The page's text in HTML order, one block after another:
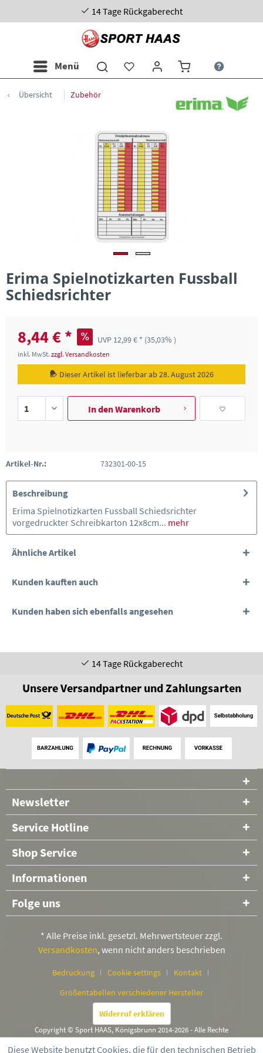
14 Tage Rückgaberecht
Menü
Übersicht Zubehör
Erima Spielnotizkarten Fussball
Schiedsrichter
8,44 € * UVP 12,99 € * (35,03% )
inkl. MwSt. zzgl. Versandkosten
Dieser Artikel ist lieferbar ab 28. August 2026
In denWarenkorb
Artikel-Nr.: 732301-00-15
Beschreibung
Erima Spielnotizkarten Fussball Schiedsrichter
vorgedruckter Schreibkarton 12x8cm... mehr
Ähnliche Artikel
Kunden kauften auch
Kunden haben sich ebenfalls angesehen
14 Tage Rückgaberecht
Unsere Versandpartner und Zahlungsarten
Newsletter
Service Hotline
Shop Service
Informationen
Folge uns
* Alle Preise inkl. gesetzl. Mehrwertsteuer zzgl.
Versandkosten, wenn nicht anders beschrieben
Bedruckung Cookie settings
Kontakt
Größentabellen verschiedener Hersteller
Widerruf erklären
Copyright © Sport HAAS, Königsbrunn 2014-2026 - Alle Rechte
vorbehalten
Diese Website benutzt Cookies, die für den technischen Betrieb